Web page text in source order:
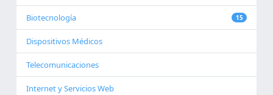
Biotecnología 15
Dispositivos Médicos
Telecomunicaciones
Internet y Servicios Web